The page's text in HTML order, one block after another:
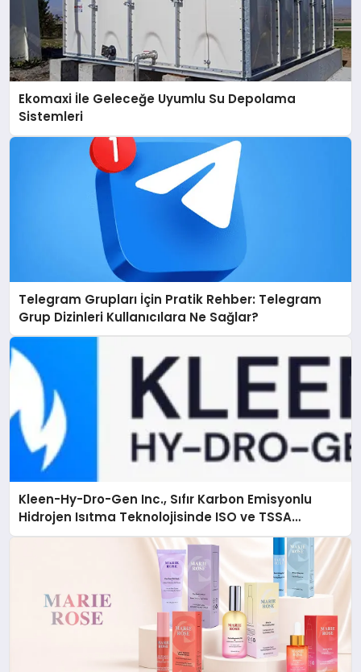
Ekomaxi İle Geleceğe Uyumlu Su Depolama
Sistemleri
Telegram Grupları İçin Pratik Rehber: Telegram
Grup Dizinleri Kullanıcılara Ne Sağlar?
Kleen-Hy-Dro-Gen Inc., Sıfır Karbon Emisyonlu
Hidrojen Isıtma Teknolojisinde ISO ve TSSA
Düzenleyici Onaylarını Aldı